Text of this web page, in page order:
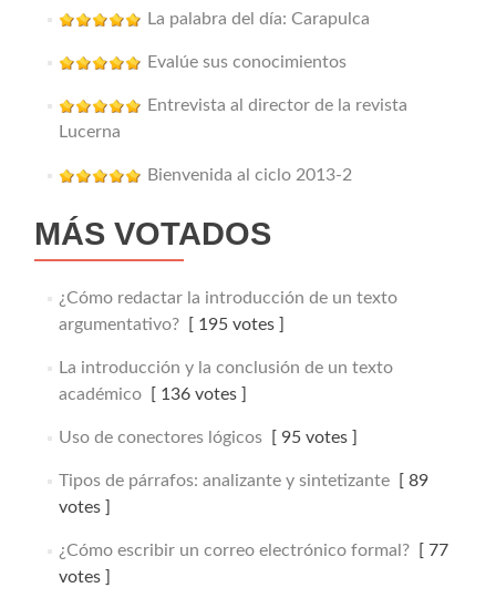
La palabra del día: Carapulca
Evalúe sus conocimientos
Entrevista al director de la revista
Lucerna
Bienvenida al ciclo 2013-2
MÁS VOTADOS
¿Cómo redactar la introducción de un texto
argumentativo?[ 195 votes ]
La introducción y la conclusión de un texto
académico[ 136 votes ]
Uso de conectores lógicos[ 95 votes ]
Tipos de párrafos: analizante y sintetizante[ 89
votes ]
¿Cómo escribir un correo electrónico formal?[ 77
votes ]